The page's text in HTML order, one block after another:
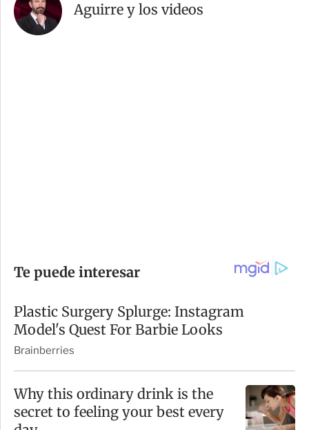
Aguirre y los videos